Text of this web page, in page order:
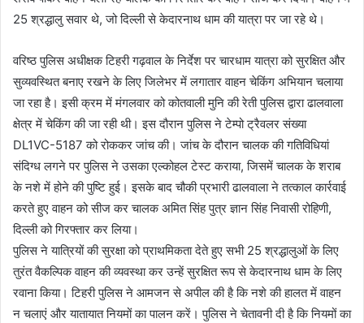
25 श्रद्धालु सवार थे, जो दिल्ली से केदारनाथ धाम की यात्रा पर जा रहे थे।
वरिष्ठ पुलिस अधीक्षक टिहरी गढ़वाल के निर्देश पर चारधाम यात्रा को सुरक्षित और
सुव्यवस्थित बनाए रखने के लिए जिलेभर में लगातार वाहन चेकिंग अभियान चलाया
जा रहा है। इसी क्रम में मंगलवार को कोतवाली मुनि की रेती पुलिस द्वारा ढालवाला
क्षेत्र में चेकिंग की जा रही थी। इस दौरान पुलिस ने टेम्पो ट्रैवलर संख्या
DL1VC-5187 को रोककर जांच की। जांच के दौरान चालक की गतिविधियां
संदिग्ध लगने पर पुलिस ने उसका एल्कोहल टेस्ट कराया, जिसमें चालक के शराब
के नशे में होने की पुष्टि हुई। इसके बाद चौकी प्रभारी ढालवाला ने तत्काल कार्रवाई
करते हुए वाहन को सीज कर चालक अमित सिंह पुत्र ज्ञान सिंह निवासी रोहिणी,
दिल्ली को गिरफ्तार कर लिया।
पुलिस ने यात्रियों की सुरक्षा को प्राथमिकता देते हुए सभी 25 श्रद्धालुओं के लिए
तुरंत वैकल्पिक वाहन की व्यवस्था कर उन्हें सुरक्षित रूप से केदारनाथ धाम के लिए
रवाना किया। टिहरी पुलिस ने आमजन से अपील की है कि नशे की हालत में वाहन
न चलाएं और यातायात नियमों का पालन करें। पुलिस ने चेतावनी दी है कि नियमों का